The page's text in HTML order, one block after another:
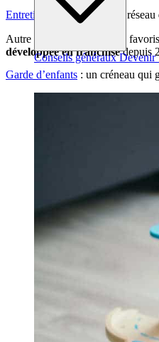
Conseils généraux Devenir
Entretien de la maison
: en
Autre prestation à domicile
développée en franchisedepuis
Garde d’enfants : un créneau qui